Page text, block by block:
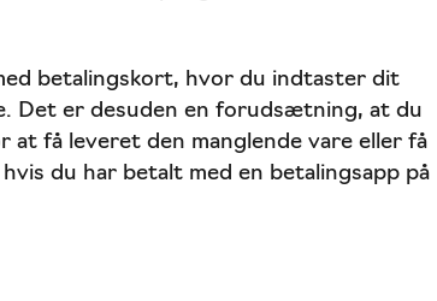
betalingskort, hvor du indtaster dit
Det er desuden en forudsætning, at du
få leveret den manglende vare eller få
du har betalt med en betalingsapp på